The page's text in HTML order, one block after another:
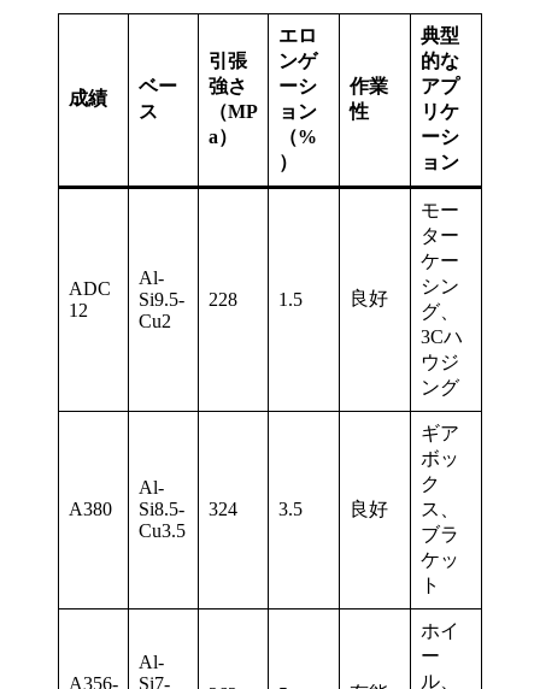
成績
ベー
ス
引張
強さ
（MP
a）
エロ
ンゲ
ーシ
ョン
（%
）
作業
性
典型
的な
アプ
リケ
ーシ
ョン
ADC
12
Al-
Si9.5-
Cu2
228 1.5 良好
モー
ター
ケー
シン
グ、
3Cハ
ウジ
ング
A380
Al-
Si8.5-
Cu3.5
324 3.5 良好
ギア
ボッ
ク
ス、
ブラ
ケッ
ト
A356-
Al-
Si7-
ホイ
ー
ル、